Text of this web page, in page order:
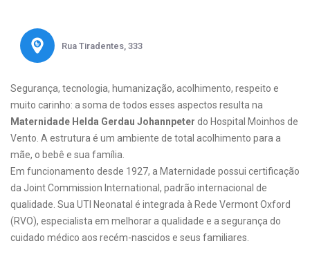
Rua Tiradentes, 333
Segurança, tecnologia, humanização, acolhimento, respeito e
muito carinho: a soma de todos esses aspectos resulta na
Maternidade Helda Gerdau Johannpeter do Hospital Moinhos de
Vento. A estrutura é um ambiente de total acolhimento para a
mãe, o bebê e sua família.
Em funcionamento desde 1927, a Maternidade possui certificação
da Joint Commission International, padrão internacional de
qualidade. Sua UTI Neonatal é integrada à Rede Vermont Oxford
(RVO), especialista em melhorar a qualidade e a segurança do
cuidado médico aos recém-nascidos e seus familiares.